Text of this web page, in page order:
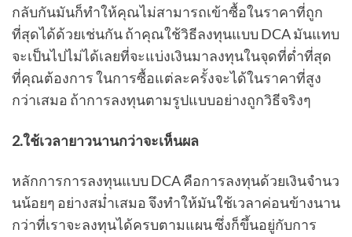
กลับกันมันก็ทำให้คุณไม่สามารถเข้าซื้อในราคาที่ถูก
ที่สุดได้ด้วยเช่นกัน ถ้าคุณใช้วิธีลงทุนแบบ DCA มันแทบ
จะเป็นไปไม่ได้เลยที่จะแบ่งเงินมาลงทุนในจุดที่ต่ำที่สุด
ที่คุณต้องการ ในการซื้อแต่ละครั้งจะได้ในราคาที่สูง
กว่าเสมอ ถ้าการลงทุนตามรูปแบบอย่างถูกวิธีจริงๆ
2.ใช้เวลายาวนานกว่าจะเห็นผล
หลักการการลงทุนแบบ DCA คือการลงทุนด้วยเงินจำนว
นน้อยๆ อย่างสม่ำเสมอ จึงทำให้มันใช้เวลาค่อนข้างนาน
กว่าที่เราจะลงทุนได้ครบตามแผน ซึ่งก็ขึ้นอยู่กับการ